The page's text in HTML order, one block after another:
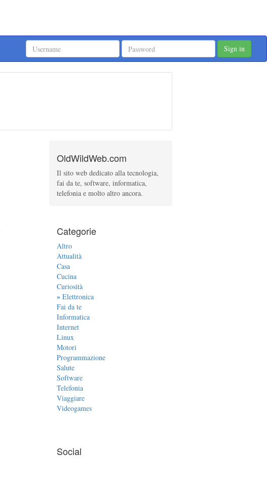
Sign in
OldWildWeb.com
Il sito web dedicato alla tecnologia,
fai da te, software, informatica,
telefonia e molto altro ancora.
Categorie
Altro
Attualità
Casa
Cucina
Curiosità
»Elettronica
Fai da te
Informatica
Internet
Linux
Motori
Programmazione
Salute
Software
Telefonia
Viaggiare
Videogames
Social